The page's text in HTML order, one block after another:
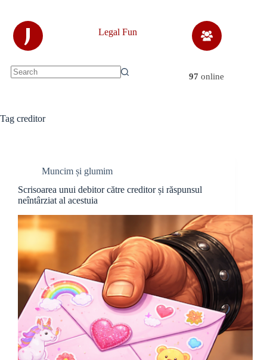
content
J Legal Fun
97 online
Tag creditor
Muncim și glumim
Scrisoarea unui debitor către creditor și răspunsul
neîntârziat al acestuia